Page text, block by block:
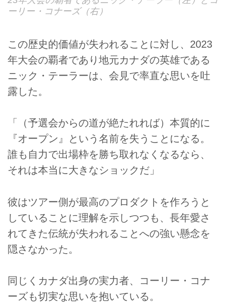
ーリー・コナーズ（右）
この歴史的価値が失われることに対し、2023
年大会の覇者であり地元カナダの英雄である
ニック・テーラーは、会見で率直な思いを吐
露した。
「（予選会からの道が絶たれれば）本質的に
『オープン』という名前を失うことになる。
誰も自力で出場枠を勝ち取れなくなるなら、
それは本当に大きなショックだ」
彼はツアー側が最高のプロダクトを作ろうと
していることに理解を示しつつも、長年愛さ
れてきた伝統が失われることへの強い懸念を
隠さなかった。
同じくカナダ出身の実力者、コーリー・コナ
ーズも切実な思いを抱いている。